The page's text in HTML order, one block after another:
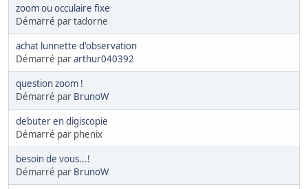
zoom ou occulaire fixe
Démarré par tadorne
achat lunnette d'observation
Démarré pararthur040392
question zoom !
Démarré par BrunoW
debuter en digiscopie
Démarré par phenix
besoin de vous...!
Démarré par BrunoW